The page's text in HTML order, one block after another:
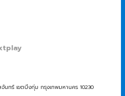
นทร์ เขตบึงกุ่ม กรุงเทพมหานคร 10230